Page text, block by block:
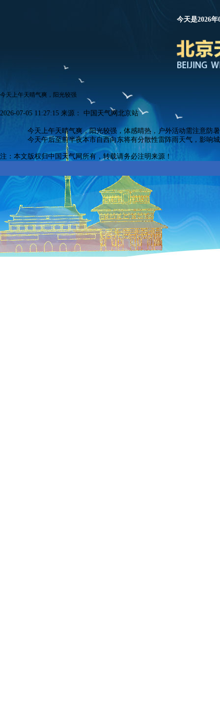
今天是2026
今天上午天晴气爽，阳光较强
2026-07-05 11:27:15 来源： 中国天气网北京站
今天上午天晴气爽，阳光较强，体感晴热，户外活动需注意防
今天午后至前半夜本市自西向东将有分散性雷阵雨天气，影响
注：本文版权归中国天气网所有，转载请务必注明来源！